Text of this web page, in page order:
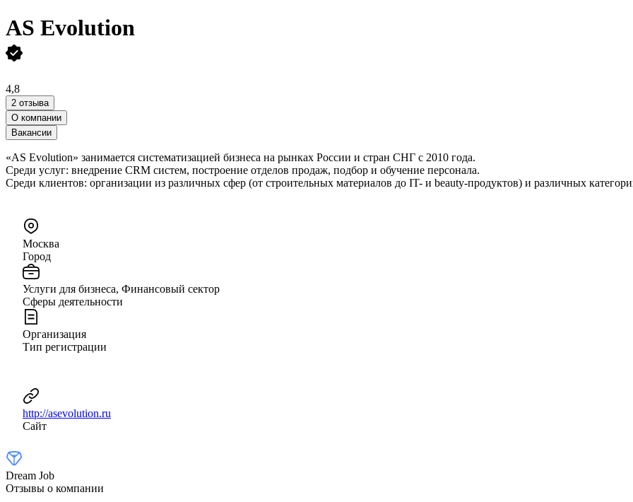
AS Evolution
4,8
2 отзыва
О компании
Вакансии
«AS Evolution» занимается систематизацией бизнеса на рынках России и стран СНГ с 2010 года.
Среди услуг: внедрение CRM систем, построение отделов продаж, подбор и обучение персонала.
Среди клиентов: организации из различных сфер (от строительных материалов до IT- и beauty-продуктов) и различных
Москва
Город
Услуги для бизнеса, Финансовый сектор
Сферы деятельности
Организация
Тип регистрации
http://asevolution.ru
Сайт
Dream Job
Отзывы о компании